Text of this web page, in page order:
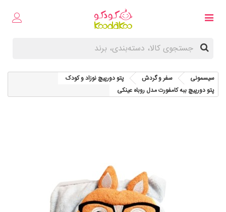
سیسمونی سفر و گردش
پتو دورپیچ نوزاد و کودک
پتو دورپیچ ببه کامفورت مدل روباه عینکی